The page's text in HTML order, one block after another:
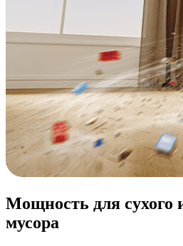
Мощность для сухого
мусора